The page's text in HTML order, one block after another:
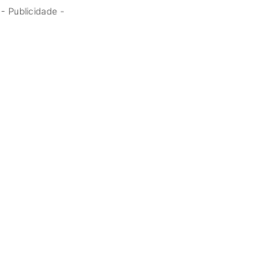
- Publicidade -